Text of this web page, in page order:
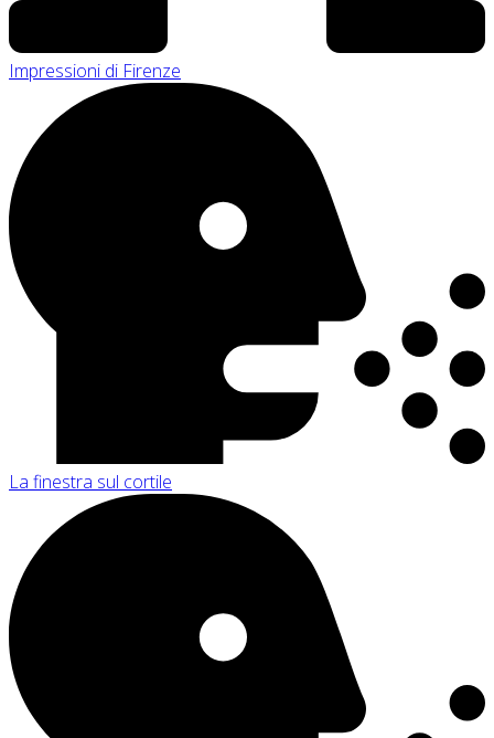
Impressioni di Firenze
La finestra sul cortile